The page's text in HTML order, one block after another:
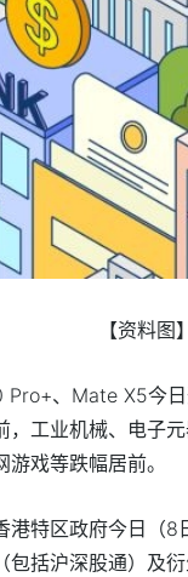
【资料图】
、Mate X5今
，工业机械、电子
戏等跌幅居前。
特区政府今日（8
包括沪深股通）及